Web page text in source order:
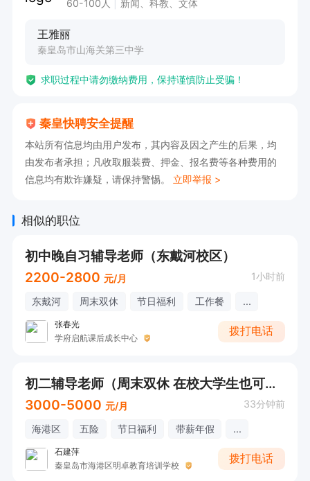
证、学位证、身份证及获奖证书原件。
1、山海关第三中学毗邻 ***长城 是学校的东校
优秀的学校。
2、学校西面有居民区，较大型综合超市，饭店，
快递点等生活配套机构。
60-100人 新闻、科教、文体
王雅丽
秦皇岛市山海关第三中学
求职过程中请勿缴纳费用，保持谨慎防止受骗！
秦皇快聘安全提醒
本站所有信息均由用户发布，其内容及因之产生的后果，均
由发布者承担；凡收取服装费、押金、报名费等各种费用的
信息均有欺诈嫌疑，请保持警惕。 立即举报 >
相似的职位
初中晚自习辅导老师（东戴河校区）
2200-2800 元/月 1小时前
东戴河 周末双休 节日福利 工作餐 ...
张春光
学府启航课后成长中心
拨打电话
初二辅导老师（周末双休 在校大学生也可以）
3000-5000 元/月 33分钟前
海港区 五险 节日福利 带薪年假 ...
石建萍
秦皇岛市海港区明卓教育培训学校
拨打电话